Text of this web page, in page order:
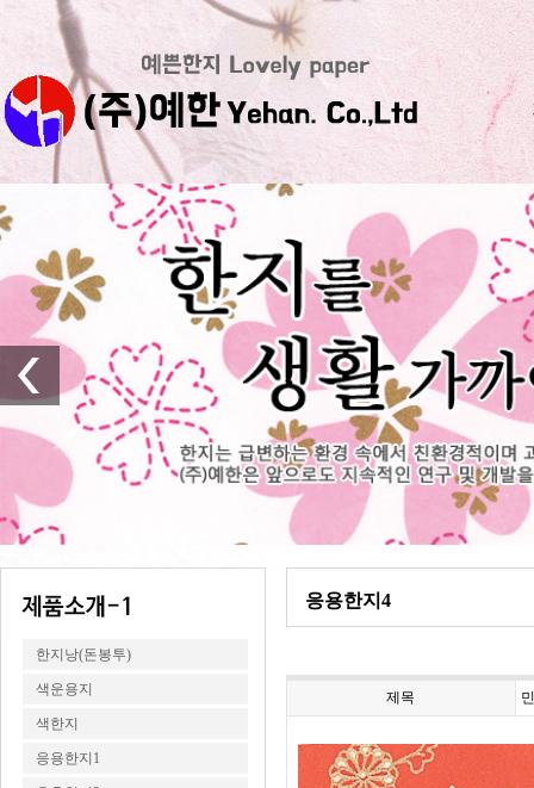
한지낭(돈봉투)
색운용지
색한지
응용한지1
응용한지4
제목